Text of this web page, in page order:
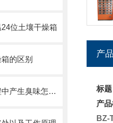
位土壤干燥箱
的区别
污泥土壤样品风干过程中产生臭味怎么排除
产
标
产
BZ-